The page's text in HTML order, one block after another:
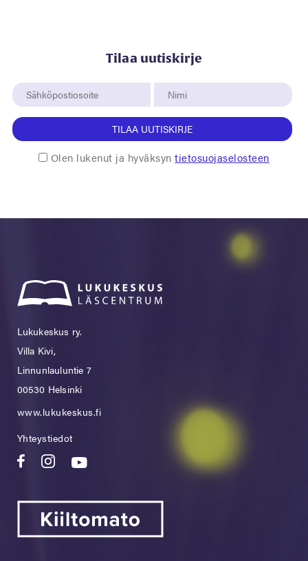
Tilaa uutiskirje
TILAA UUTISKIRJE
Olen lukenut ja hyväksyntietosuojaselosteen
Lukukeskus ry.
Villa Kivi,
Linnunlauluntie 7
00530 Helsinki
www.lukukeskus.fi
Yhteystiedot